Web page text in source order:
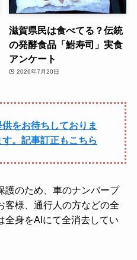
滋賀県民は食べてる？伝統
の発酵食品「鮒寿司」実食
アンケート
2026年7月20日
をお待ちしておりま
。記事訂正もこちら
護のため、車のナンバープ
客様、通行人の方などの全
全身をAIにて全消去してい